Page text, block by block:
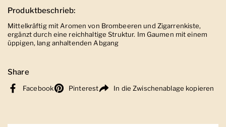
Produktbeschrieb:
Mittelkräftig mit Aromen von Brombeeren und Zigarrenkiste,
ergänzt durch eine reichhaltige Struktur. Im Gaumen mit einem
üppigen, lang anhaltenden Abgang
Share
Facebook Pinterest In die Zwischenablage kopieren